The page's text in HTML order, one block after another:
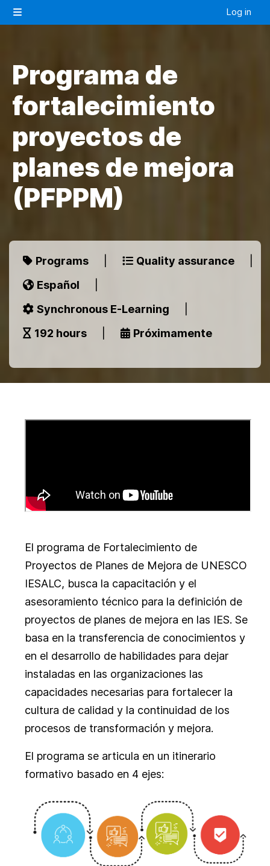
Log in
Programa de
fortalecimiento
proyectos de
planes de mejora
(PFPPM)
Programs Quality assurance
Español
Synchronous E-Learning
192 hours
Próximamente
El programa de Fortalecimiento de
Proyectos de Planes de Mejora de UNESCO
IESALC, busca la capacitación y el
asesoramiento técnico para la definición de
proyectos de planes de mejora en las IES. Se
basa en la transferencia de conocimientos y
en el desarrollo de habilidades para dejar
instaladas en las organizaciones las
capacidades necesarias para fortalecer la
cultura de calidad y la continuidad de los
procesos de transformación y mejora.
El programa se articula en un itinerario
formativo basado en 4 ejes: